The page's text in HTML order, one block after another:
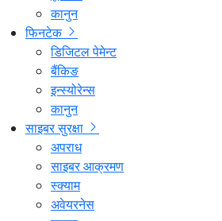
कानुन
फिनटेक
डिजिटल पेमेन्ट
बैंकिङ
इन्स्योरेन्स
कानुन
साइबर सुरक्षा
अपराध
साइबर आक्रमण
स्क्याम
अवेयरनेस